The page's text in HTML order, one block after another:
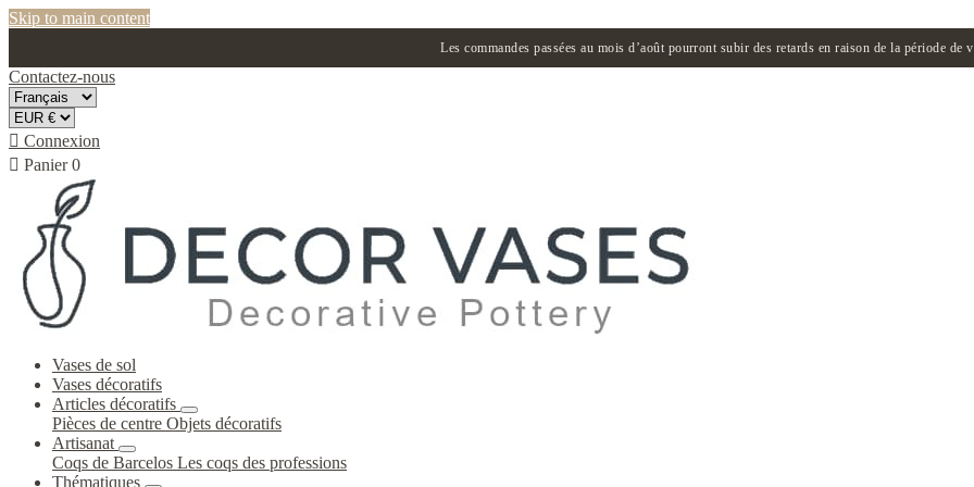
Skip to main content
Les commandes passées au mois d’août pourront subir des retards en raison de la période de
Contactez-nous
 Connexion
 Panier 0
Vases de sol
Vases décoratifs
Articles décoratifs
Pièces de centre Objets décoratifs
Artisanat
Coqs de Barcelos Les coqs des professions
Thématiques